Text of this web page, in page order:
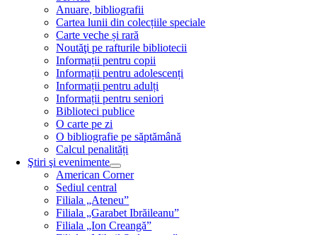
Anuare, bibliografii
Cartea lunii din colecțiile speciale
Carte veche și rară
Noutăţi pe rafturile bibliotecii
Informații pentru copii
Informații pentru adolescenți
Informații pentru adulți
Informații pentru seniori
Biblioteci publice
O carte pe zi
O bibliografie pe săptămână
Calcul penalități
Ştiri şi evenimente
American Corner
Sediul central
Filiala „Ateneu”
Filiala „Garabet Ibrăileanu”
Filiala „Ion Creangă”